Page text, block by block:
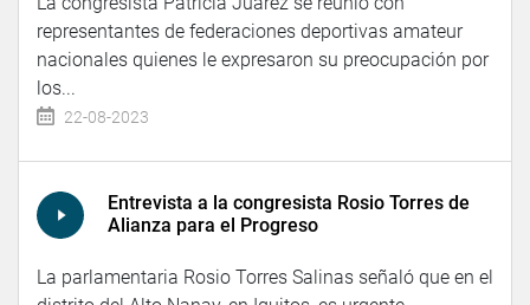
representantes de federaciones deportivas amateur
nacionales quienes le expresaron su preocupación por
los...
22-08-2023
Entrevista a la congresista Rosio Torres de
Alianza para el Progreso
La parlamentaria Rosio Torres Salinas señaló que en el